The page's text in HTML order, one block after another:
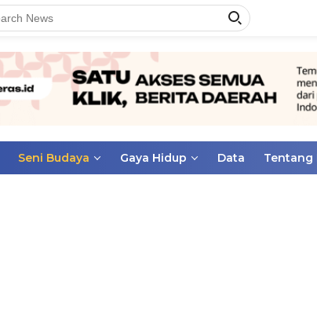
Seni Budaya Gaya Hidup Data Tentang